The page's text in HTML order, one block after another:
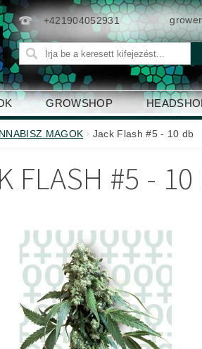
+421904052931
GROWSHOP
MAGOK Jack Flash #5 - 10 db
FLASH #5 - 10